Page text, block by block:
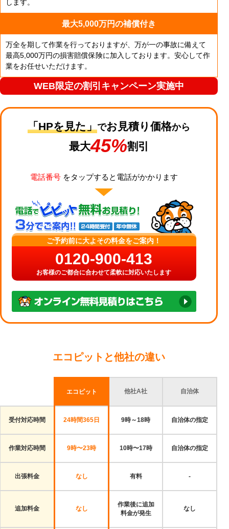
します。
最大5,000万円の補償付き
万全を期して作業を行っておりますが、万が一の事故に備えて
最高5,000万円の損害賠償保険に加入しております。安心して作
業をお任せいただけます。
WEB限定の割引キャンペーン実施中
「HPを見た」 でお見積り価格から
最大45%割引
電話番号をタップすると電話がかかります
ご予約前に大よその料金をご案内！
0120-900-413
お客様のご都合に合わせて柔軟に対応いたします
エコピットと他社の違い
エコピット 他社A社 自治体
受付対応時間 24時間365日 9時～18時 自治体の指定
作業対応時間 9時〜23時 10時〜17時 自治体の指定
出張料金 なし 有料 -
追加料金 なし
作業後に追加
料金が発生
なし